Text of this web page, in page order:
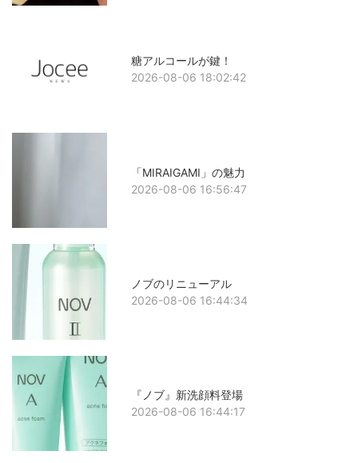
糖アルコールが鍵！
2026-08-06 18:02:42
「MIRAIGAMI」の魅力
2026-08-06 16:56:47
ノブのリニューアル
2026-08-06 16:44:34
『ノブ』新洗顔料登場
2026-08-06 16:44:17